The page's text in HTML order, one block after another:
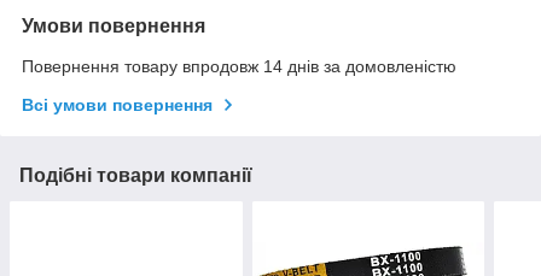
Умови повернення
Повернення товару впродовж 14 днів за домовленістю
Всі умови повернення
Подібні товари компанії